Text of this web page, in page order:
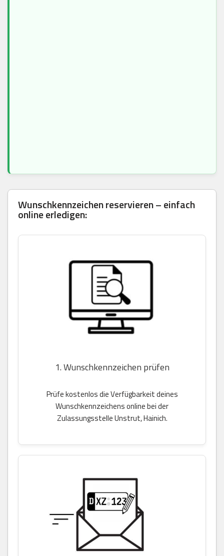
Wunschkennzeichen reservieren – einfach
online erledigen:
1. Wunschkennzeichen prüfen
Prüfe kostenlos die Verfügbarkeit deines
Wunschkennzeichens online bei der
Zulassungsstelle Unstrut, Hainich.